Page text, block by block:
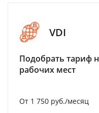
VDI
Подобрать тариф
рабочих мест
От 1 750 руб./месяц